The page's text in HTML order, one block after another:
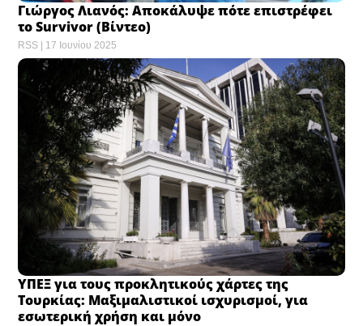
Γιώργος Λιανός: Αποκάλυψε πότε επιστρέφει
το Survivor (Βίντεο)
RSS 17 Ιουνίου 2025
ΥΠΕΞ για τους προκλητικούς χάρτες της
Τουρκίας: Μαξιμαλιστικοί ισχυρισμοί, για
εσωτερική χρήση και μόνο